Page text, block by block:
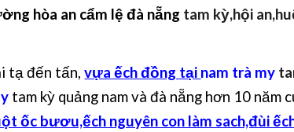
hòa an cẩm lệ đà nẵng tam kỳ,hội
tạ đến tấn,vựa ếch đồng tại nam trà my
tam kỳ quảng nam và đà nẵng hơn 10 năm
ốc bươu,ếch nguyên con làm sach,đùi